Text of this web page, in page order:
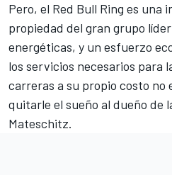
Pero, el Red Bull Ring es una
propiedad del gran grupo
energéticas, y un esfuerzo
los servicios necesarios para
carreras a su propio costo no
quitarle el sueño al dueño de
Mateschitz.